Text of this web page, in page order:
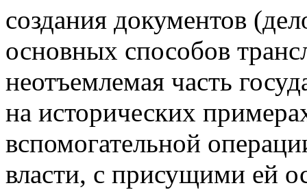
создания документов
основных способов
неотъемлемая часть
на исторических
вспомогательной
власти, с присущими ей